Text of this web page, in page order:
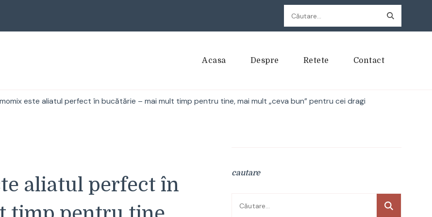
Caută
după:
Acasa Despre Retete Contact
este aliatul perfect în bucătărie – mai mult timp pentru tine, mai mult „ceva bun” pentru cei dragi
aliatul perfect în
cautare
Caută